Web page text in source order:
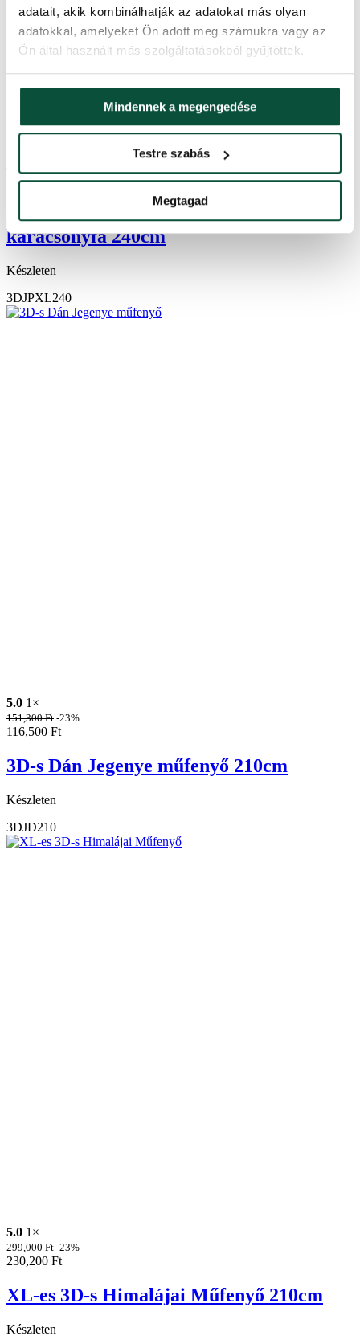
adatait, akik kombinálhatják az adatokat más olyan
adatokkal, amelyeket Ön adott meg számukra vagy az
Ön által használt más szolgáltatásokból gyűjtöttek.
Mindennek a megengedése
Testre szabás
Megtagad
264,200Ft
XL-es 3D-s Kecses Jegenyefenyő
karácsonyfa 240cm
Készleten
3DJPXL240
5.0 1×
151,300Ft -23%
116,500 Ft
3D-s Dán Jegenye műfenyő 210cm
Készleten
3DJD210
5.0 1×
299,000Ft -23%
230,200 Ft
XL-es 3D-s Himalájai Műfenyő 210cm
Készleten